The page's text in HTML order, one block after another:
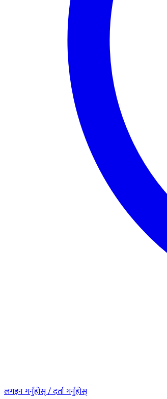
लगइन गर्नुहोस् / दर्ता गर्नुहोस्